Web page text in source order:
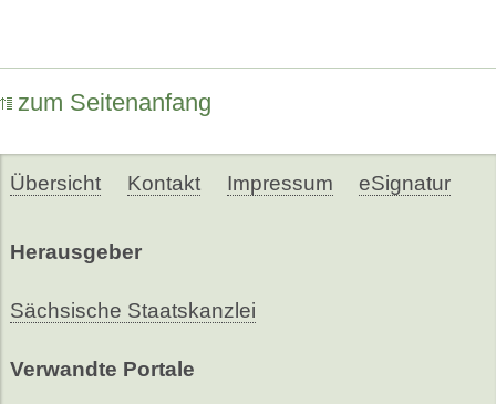
zum Seitenanfang
Übersicht Kontakt Impressum eSignatur
Herausgeber
Sächsische Staatskanzlei
Verwandte Portale